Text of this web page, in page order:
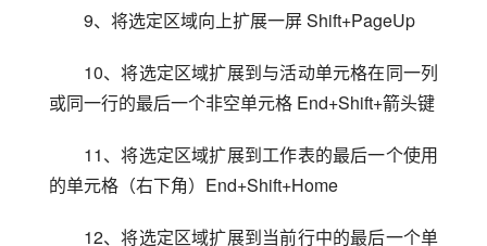
9、将选定区域向上扩展一屏 Shift+PageUp
10、将选定区域扩展到与活动单元格在同一列
或同一行的最后一个非空单元格 End+Shift+箭头键
11、将选定区域扩展到工作表的最后一个使用
的单元格（右下角）End+Shift+Home
12、将选定区域扩展到当前行中的最后一个单